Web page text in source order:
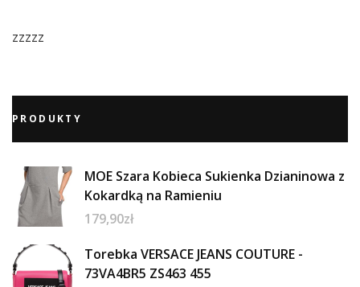
zzzzz
PRODUKTY
MOE Szara Kobieca Sukienka Dzianinowa z
Kokardką na Ramieniu
179,90zł
Torebka VERSACE JEANS COUTURE -
73VA4BR5 ZS463 455